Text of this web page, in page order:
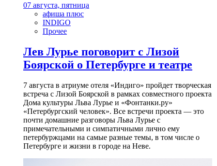
07 августа, пятница
афиша плюс
INDIGO
Прочее
Лев Лурье поговорит с Лизой
Боярской о Петербурге и театре
7 августа в атриуме отеля «Индиго» пройдет творческая
встреча с Лизой Боярской в рамках совместного проекта
Дома культуры Льва Лурье и «Фонтанки.ру»
«Петербургский человек». Все встречи проекта — это
почти домашние разговоры Льва Лурье с
примечательными и симпатичными лично ему
петербуржцами на самые разные темы, в том числе о
Петербурге и жизни в городе на Неве.